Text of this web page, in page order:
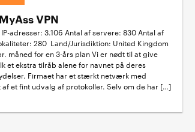
VPN
IP-adresser: 3.106 Antal af servere: 830 Antal af
280 Land/Jurisdiktion: United Kingdom
måned for en 3-års plan Vi er nødt til at give
et ekstra tilråb alene for navnet på deres
Firmaet har et stærkt netværk med
af et fint udvalg af protokoller. Selv om de har […]